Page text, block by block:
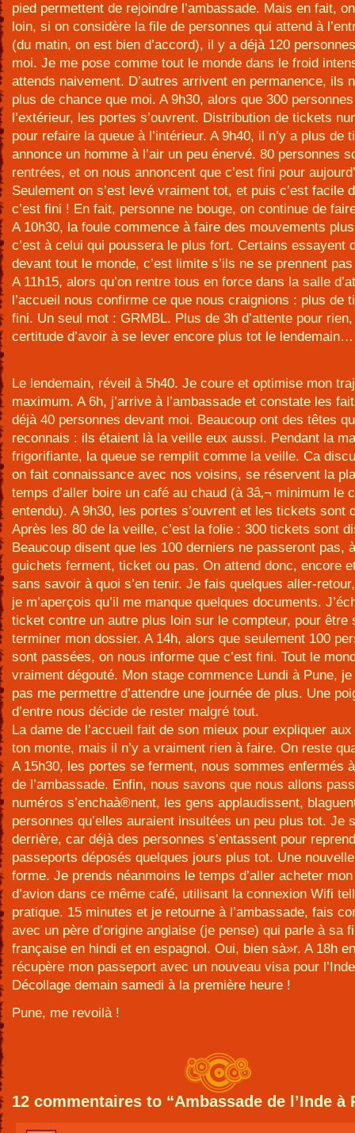
pied permettent de rejoindre l’ambassade. Mais en fait,
loin, si on considère la file de personnes qui attend à
(du matin, on est bien d’accord), il y a déjà 120
moi. Je me pose comme tout le monde dans le froid
attends naivement. D’autres arrivent en permanence, ils
plus de chance que moi. A 9h30, alors que 300
l’extérieur, les portes s’ouvrent. Distribution de tickets
pour refaire la queue à l’intérieur. A 9h40, il n’y a plus de
annonce un homme à l’air un peu énervé. 80 personnes
rentrées, et on nous annoncent que c’est fini pour
Seulement on s’est levé vraiment tot, et puis c’est facile
c’est fini ! En fait, personne ne bouge, on continue de
A 10h30, la foule commence à faire des mouvements
c’est à celui qui poussera le plus fort. Certains essayent
devant tout le monde, c’est limite s’ils ne se prennent
A 11h15, alors qu’on rentre tous en force dans la salle
l’accueil nous confirme ce que nous craignions : plus de
fini. Un seul mot : GRMBL. Plus de 3h d’attente pour
certitude d’avoir à se lever encore plus tot le lendemain…
Le lendemain, réveil à 5h40. Je coure et optimise mon
maximum. A 6h, j’arrive à l’ambassade et constate les
déjà 40 personnes devant moi. Beaucoup ont des têtes
reconnais : ils étaient là la veille eux aussi. Pendant la
frigorifiante, la queue se remplit comme la veille. Ca
on fait connaissance avec nos voisins, se réservent la
temps d’aller boire un café au chaud (à 3â‚¬ minimum le
entendu). A 9h30, les portes s’ouvrent et les tickets sont
Après les 80 de la veille, c’est la folie : 300 tickets sont
Beaucoup disent que les 100 derniers ne passeront pas,
guichets ferment, ticket ou pas. On attend donc, encore
sans savoir à quoi s’en tenir. Je fais quelques aller-
je m’aperçois qu’il me manque quelques documents.
ticket contre un autre plus loin sur le compteur, pour être
terminer mon dossier. A 14h, alors que seulement 100
sont passées, on nous informe que c’est fini. Tout le
vraiment dégouté. Mon stage commence Lundi à Pune,
pas me permettre d’attendre une journée de plus. Une
d’entre nous décide de rester malgré tout.
La dame de l’accueil fait de son mieux pour expliquer
ton monte, mais il n’y a vraiment rien à faire. On reste
A 15h30, les portes se ferment, nous sommes enfermés
de l’ambassade. Enfin, nous savons que nous allons
numéros s’enchaà®nent, les gens applaudissent,
personnes qu’elles auraient insultées un peu plus tot. Je
derrière, car déjà des personnes s’entassent pour
passeports déposés quelques jours plus tot. Une
forme. Je prends néanmoins le temps d’aller acheter
d’avion dans ce même café, utilisant la connexion Wifi
pratique. 15 minutes et je retourne à l’ambassade, fais
avec un père d’origine anglaise (je pense) qui parle à sa
française en hindi et en espagnol. Oui, bien sà»r. A 18h
récupère mon passeport avec un nouveau visa pour
Décollage demain samedi à la première heure !
Pune, me revoilà !
12 commentaires to “Ambassade de l’Inde à